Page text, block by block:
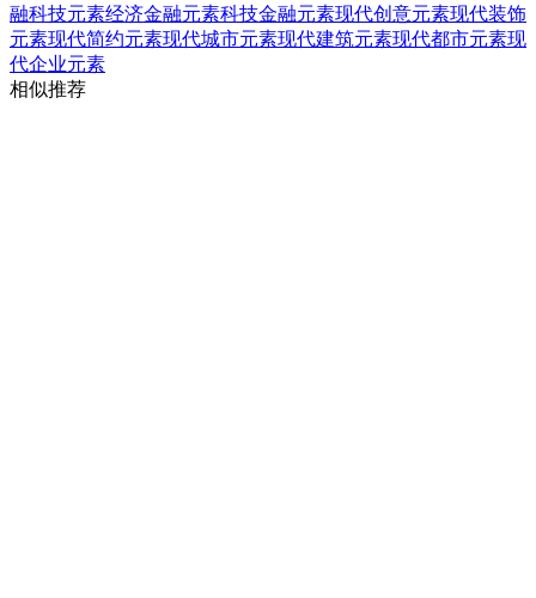
融科技元素经济金融元素科技金融元素现代创意元素现代装饰
元素现代简约元素现代城市元素现代建筑元素现代都市元素现
代企业元素
相似推荐